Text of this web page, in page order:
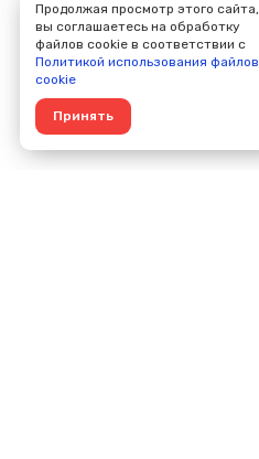
Продолжая просмотр этого сайта,
вы соглашаетесь на обработку
файлов cookie в соответствии с
Политикой использования файлов
cookie
Принять